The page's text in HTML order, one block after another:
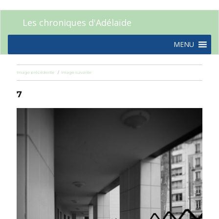
Les chroniques d'Adélaïde
MENU
Image précédente Image suivante
7